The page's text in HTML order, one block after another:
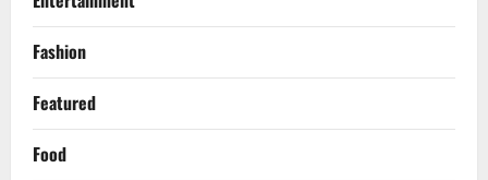
Fashion
Featured
Food